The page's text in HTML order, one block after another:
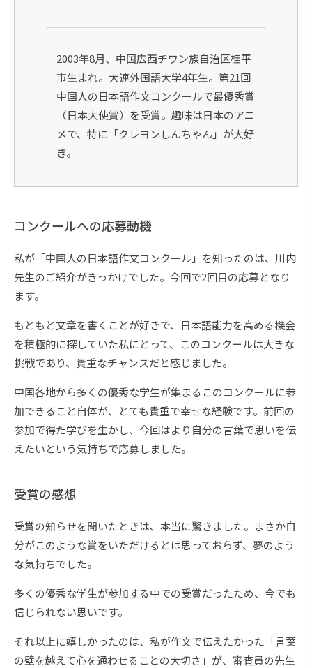
2003年8月、中国広西チワン族自治区桂平
市生まれ。大連外国語大学4年生。第21回
中国人の日本語作文コンクールで最優秀賞
（日本大使賞）を受賞。趣味は日本のアニ
メで、特に「クレヨンしんちゃん」が大好
き。
コンクールへの応募動機
私が「中国人の日本語作文コンクール」を知ったのは、川内
先生のご紹介がきっかけでした。今回で2回目の応募となり
ます。
もともと文章を書くことが好きで、日本語能力を高める機会
を積極的に探していた私にとって、このコンクールは大きな
挑戦であり、貴重なチャンスだと感じました。
中国各地から多くの優秀な学生が集まるこのコンクールに参
加できること自体が、とても貴重で幸せな経験です。前回の
参加で得た学びを生かし、今回はより自分の言葉で思いを伝
えたいという気持ちで応募しました。
受賞の感想
受賞の知らせを聞いたときは、本当に驚きました。まさか自
分がこのような賞をいただけるとは思っておらず、夢のよう
な気持ちでした。
多くの優秀な学生が参加する中での受賞だったため、今でも
信じられない思いです。
それ以上に嬉しかったのは、私が作文で伝えたかった「言葉
の壁を越えて心を通わせることの大切さ」が、審査員の先生